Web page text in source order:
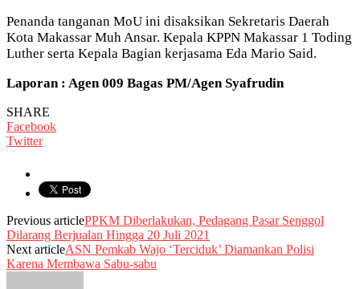
Penanda tanganan MoU ini disaksikan Sekretaris Daerah
Kota Makassar Muh Ansar. Kepala KPPN Makassar 1 Toding
Luther serta Kepala Bagian kerjasama Eda Mario Said.
Laporan : Agen 009 Bagas PM/Agen Syafrudin
SHARE
Facebook
Twitter
Previous articlePPKM Diberlakukan, Pedagang Pasar Senggol
Dilarang Berjualan Hingga 20 Juli 2021
Next articleASN Pemkab Wajo ‘Terciduk’ Diamankan Polisi
Karena Membawa Sabu-sabu